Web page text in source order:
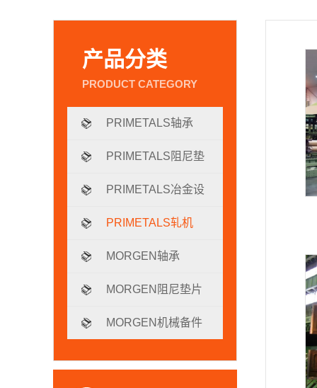
产品分类
PRIMETALS轴承
PRIMETALS阻尼垫
片
PRIMETALS冶金设
备
PRIMETALS轧机
MORGEN轴承
MORGEN阻尼垫片
MORGEN机械备件